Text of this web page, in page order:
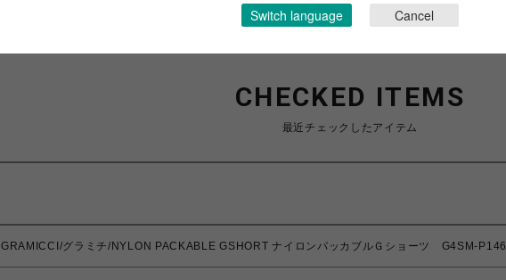
CHECKED ITEMS
最近チェックしたアイテム
GRAMICCI/グラミチ/NYLON PACKABLE GSHORT ナイロンパッカブルＧショーツ G4SM-P146
Switch language Cancel